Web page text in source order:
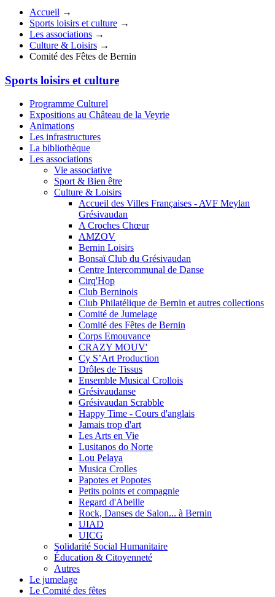
Accueil →
Sports loisirs et culture →
Les associations →
Culture & Loisirs →
Comité des Fêtes de Bernin
Sports loisirs et culture
Programme Culturel
Expositions au Château de la Veyrie
Animations
Les infrastructures
La bibliothèque
Les associations
Vie associative
Sport & Bien être
Culture & Loisirs
Accueil des Villes Françaises -AVF Meylan
Grésivaudan
A Croches Chœur
AMZOV
Bernin Loisirs
Bonsaï Club du Grésivaudan
Centre Intercommunal de Danse
Cirq'Hop
Club Berninois
Club Philatélique de Bernin et autres collections
Comité de Jumelage
Comité des Fêtes de Bernin
Corps Emouvance
CRAZY MOUV'
Cy S’Art Production
Drôles de Tissus
Ensemble Musical Crollois
Grésivaudanse
Grésivaudan Scrabble
Happy Time - Cours d'anglais
Jamais trop d'art
Les Arts en Vie
Lusitanos do Norte
Lou Pelaya
Musica Crolles
Papotes et Popotes
Petits points et compagnie
Regard d'Abeille
Rock, Danses de Salon... à Bernin
UIAD
UICG
Solidarité Social Humanitaire
Éducation & Citoyenneté
Autres
Le jumelage
Le Comité des fêtes